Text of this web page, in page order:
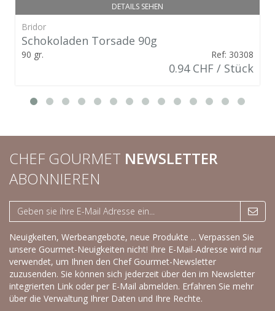
DETAILS SEHEN
Bridor
Schokoladen Torsade 90g
90 gr. Ref: 30308
0.94 CHF / Stück
CHEF GOURMET NEWSLETTER
ABONNIEREN
Neuigkeiten, Werbeangebote, neue Produkte ... Verpassen Sie
unsere Gourmet-Neuigkeiten nicht! Ihre E-Mail-Adresse wird nur
verwendet, um Ihnen den Chef Gourmet-Newsletter
zuzusenden. Sie können sich jederzeit über den im Newsletter
integrierten Link oder per E-Mail abmelden. Erfahren Sie mehr
über die Verwaltung Ihrer Daten und Ihre Rechte.